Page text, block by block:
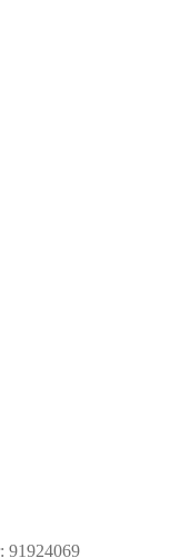
91924069